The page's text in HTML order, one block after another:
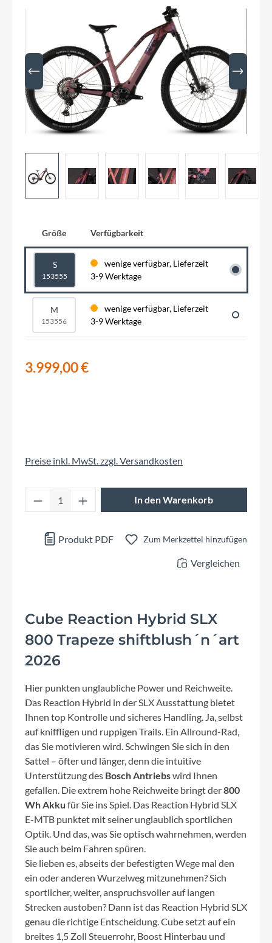
Größe Verfügbarkeit
S
153555
wenige verfügbar, Lieferzeit
3-9 Werktage
M
153556
wenige verfügbar, Lieferzeit
3-9 Werktage
3.999,00 €
Preise inkl. MwSt. zzgl. Versandkosten
Produkt Anzahl: Gib den gewünschten
In den Warenkorb
Produkt PDF Zum Merkzettel hinzufügen
Vergleichen
Cube Reaction Hybrid SLX
800 Trapeze shiftblush´n´art
2026
Hier punkten unglaubliche Power und Reichweite.
Das Reaction Hybrid in der SLX Ausstattung bietet
Ihnen top Kontrolle und sicheres Handling. Ja, selbst
auf kniffligen und ruppigen Trails. Ein Allround-Rad,
das Sie motivieren wird. Schwingen Sie sich in den
Sattel – öfter und länger, denn die intuitive
Unterstützung des Bosch Antriebswird Ihnen
gefallen. Die extrem hohe Reichweite bringt der800
Wh Akku für Sie ins Spiel. Das Reaction Hybrid SLX
E-MTB punktet mit seiner unglaublich sportlichen
Optik. Und das, was Sie optisch wahrnehmen, werden
Sie auch beim Fahren spüren.
Sie lieben es, abseits der befestigten Wege mal den
ein oder anderen Wurzelweg mitzunehmen? Sich
sportlicher, weiter, anspruchsvoller auf langen
Strecken austoben? Dann ist das Reaction Hybrid SLX
genau die richtige Entscheidung. Cube setzt auf ein
breites 1,5 Zoll Steuerrohr, Boost Hinterbau und